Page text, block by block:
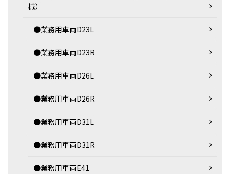
械）
●業務用車両D23L
●業務用車両D23R
●業務用車両D26L
●業務用車両D26R
●業務用車両D31L
●業務用車両D31R
●業務用車両E41